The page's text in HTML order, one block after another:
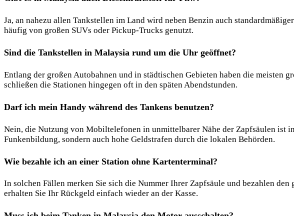
Ja, an nahezu allen Tankstellen im Land wird neben Benzin auch
häufig von großen SUVs oder Pickup-Trucks genutzt.
Sind die Tankstellen in Malaysia rund um die Uhr geöffnet?
Entlang der großen Autobahnen und in städtischen Gebieten haben die meisten
schließen die Stationen hingegen oft in den späten Abendstunden.
Darf ich mein Handy während des Tankens benutzen?
Nein, die Nutzung von Mobiltelefonen in unmittelbarer Nähe der Zapfsäulen ist
Funkenbildung, sondern auch hohe Geldstrafen durch die lokalen Behörden.
Wie bezahle ich an einer Station ohne Kartenterminal?
In solchen Fällen merken Sie sich die Nummer Ihrer Zapfsäule und bezahlen
erhalten Sie Ihr Rückgeld einfach wieder an der Kasse.